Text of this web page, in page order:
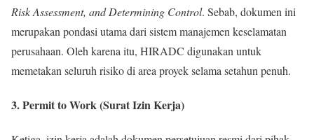
Risk Assessment, and Determining Control. Sebab, dokumen ini
merupakan pondasi utama dari sistem manajemen keselamatan
perusahaan. Oleh karena itu, HIRADC digunakan untuk
memetakan seluruh risiko di area proyek selama setahun penuh.
3. Permit to Work (Surat Izin Kerja)